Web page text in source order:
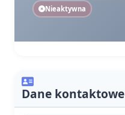
Nieaktywna
Dane kontaktowe